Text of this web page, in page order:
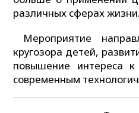
различных сферах жизни.
Мероприятие
кругозора детей,
повышение интереса
современным